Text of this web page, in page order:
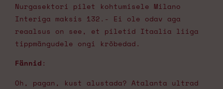
Nurgasektori pilet kohtumisele Milano
Interiga maksis 132.- Ei ole odav aga
reaalsus on see, et piletid Itaalia liiga
tippmängudele ongi krõbedad.
Fännid:
Oh, pagan, kust alustada? Atalanta ultrad